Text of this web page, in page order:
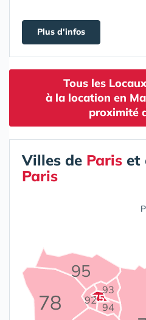
Plus d'infos
Tous les
à la location en
proximité
Villes de Paris et
Paris
75
78 92
93
94
95